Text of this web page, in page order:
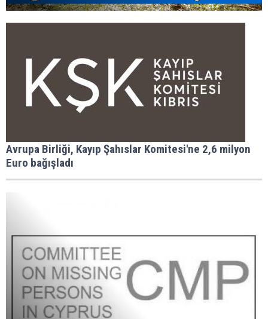
Avrupa Birliği, Kayıp Şahıslar Komitesi'ne 2,6 milyon
Euro bağışladı